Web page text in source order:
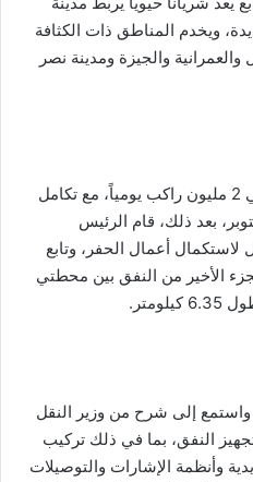
ويخدم المناطق ذات الكثافة
والجيزة ومدينة نصر
ومن المتوقع أن ينقل الخط حوالي 2 مليون راكب يومياً، مع تكامل
بعد ذلك، قام الرئيس
أعمال الحفر، وتابع
الأخير من النفق بين محطتي
واستمع إلى شرح من وزير النقل
النفق، بما في ذلك تركيب
وأنظمة الإشارات والتوصيلات